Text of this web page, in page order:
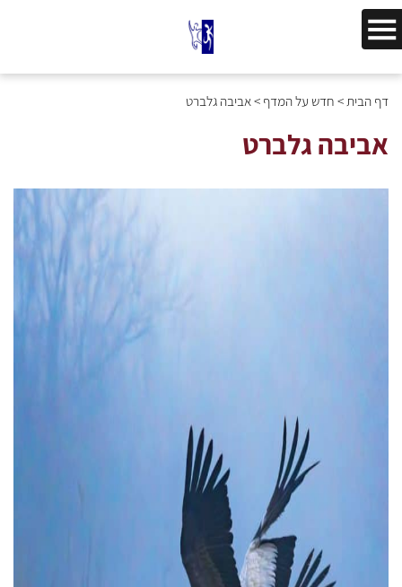
דף הבית> חדש על המדף >אביבה גלברט
אביבה גלברט